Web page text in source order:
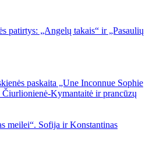
patirtys: „Angelų takais“ ir „Pasaulių
paskaita „Une Inconnue Sophie
Kymantaitė ir prancūzų
meilei“. Sofija ir Konstantinas